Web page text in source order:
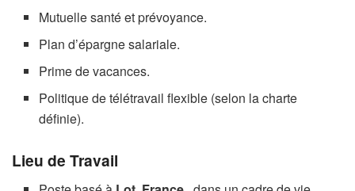
Mutuelle santé et prévoyance.
Plan d’épargne salariale.
Prime de vacances.
Politique de télétravail flexible (selon la charte
définie).
Lieu de Travail